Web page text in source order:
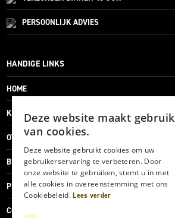
PERSOONLIJKADVIES
HANDIGE LINKS
HOME
KLANTENSERVICE
OVER ONS
BLOG
PRIVACYVERKLARING
COOKIES
Deze website maakt gebruik
van cookies.
Deze website gebruikt cookies om uw
gebruikerservaring te verbeteren. Door
onze website te gebruiken, stemt u in met
alle cookies in overeenstemming met ons
Cookiebeleid.Lees verder